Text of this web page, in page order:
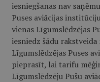
iesniegšanas nav
Puses aviācijas
vienas Līgumslēdzējas
iesniedz šādu
Līgumslēdzējas Puses
pieprasīt, lai tarifu
Līgumslēdzēju Pušu